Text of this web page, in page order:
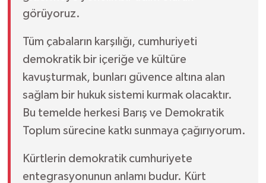
görüyoruz.
Tüm çabaların karşılığı, cumhuriyeti
demokratik bir içeriğe ve kültüre
kavuşturmak, bunları güvence altına alan
sağlam bir hukuk sistemi kurmak olacaktır.
Bu temelde herkesi Barış ve Demokratik
Toplum sürecine katkı sunmaya çağırıyorum.
Kürtlerin demokratik cumhuriyete
entegrasyonunun anlamı budur. Kürt